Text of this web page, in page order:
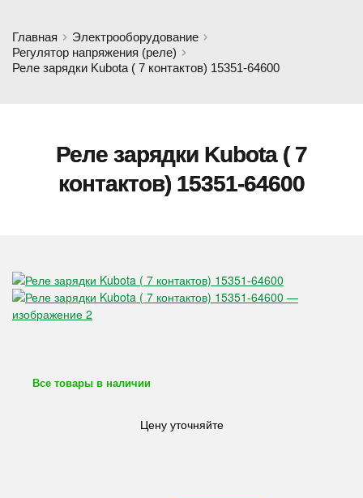
Главная
Электрооборудование
Регулятор напряжения (реле)
Реле зарядки Kubota ( 7 контактов) 15351-64600
Реле зарядки Kubota ( 7
контактов) 15351-64600
Все товары в наличии
Цену уточняйте